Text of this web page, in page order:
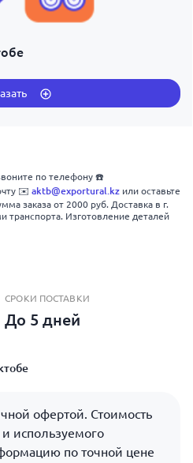
по телефону ☎️
✉️ aktb@exportural.kz или оставьте
заказа от 2000 руб. Доставка в г.
транспорта. Изготовление деталей
СРОКИ ПОСТАВКИ
До 5 дней
офертой. Стоимость
и используемого
по точной цене